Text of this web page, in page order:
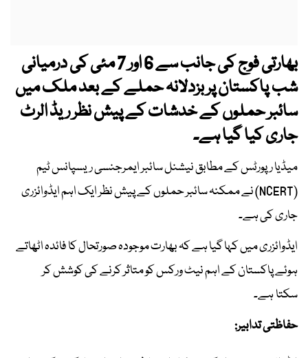
بھارتی فوج کی جانب سے 6 اور 7 مئی کی درمیانی
شب پاکستان پر بزدلانہ حملے کے بعد ملک میں
سائبر حملوں کے خدشات کے پیش نظر ریڈ الرٹ
جاری کیا گیا ہے۔
میڈیا رپورٹس کے مطابق نیشنل سائبر ایمرجنسی ریسپانس ٹیم
(NCERT) نے ممکنہ سائبر حملوں کے پیش نظر ایک اہم ایڈوائزری
جاری کی ہے۔
ایڈوائزری میں کہا گیا ہے کہ بھارت موجودہ صورتحال کا فائدہ اٹھاتے
ہوئے پاکستان کے اہم نیٹ ورکس کو متاثر کرنے کی کوشش کر
سکتا ہے۔
حفاظتی تدابیر: